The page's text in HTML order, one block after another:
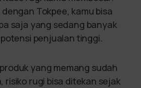
Tokpee, kamu bisa
saja yang sedang banyak
penjualan tinggi.
yang memang sudah
risiko rugi bisa ditekan sejak